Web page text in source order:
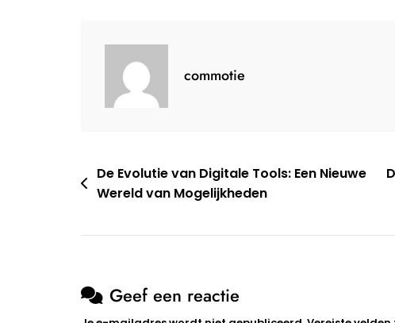
commotie
Berichtnavigatie
De Evolutie van Digitale Tools: Een Nieuwe
Wereld van Mogelijkheden
Geef een reactie